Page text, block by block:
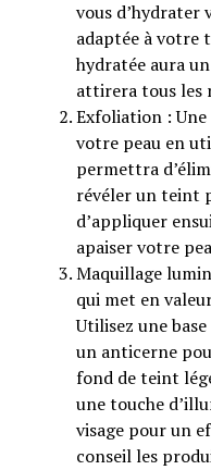
vous d’hydrater
adaptée à votre
hydratée aura
attirera tous les
Exfoliation : Une
votre peau en
permettra
révéler un teint
d’appliquer
apaiser votre
Maquillage
qui met en
Utilisez une
un anticerne
fond de teint
une touche
visage pour un
conseil les